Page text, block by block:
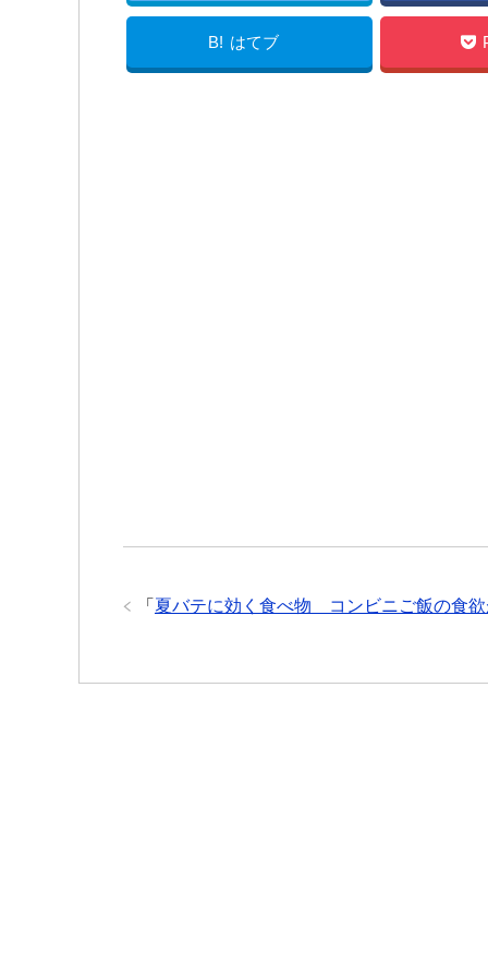
B! はてブ
「 夏バテに効く食べ物 コンビニご飯の食欲